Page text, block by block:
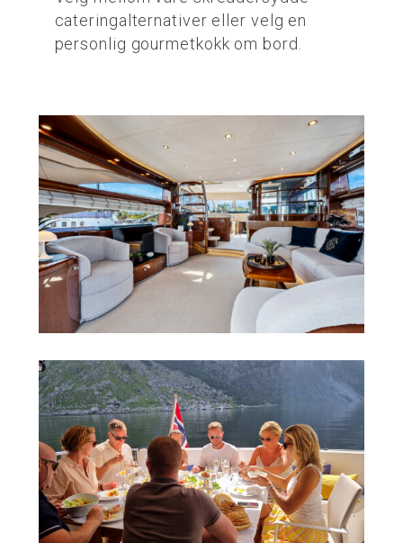
cateringalternativer eller velg en
personlig gourmetkokk om bord.